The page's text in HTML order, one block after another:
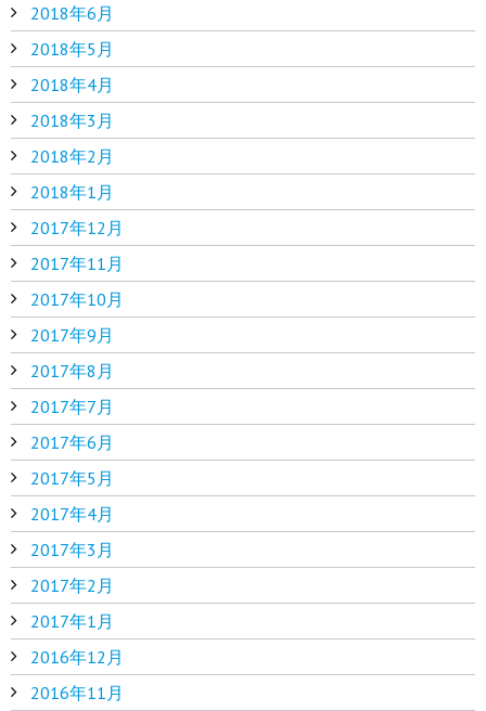
2018年6月
2018年5月
2018年4月
2018年3月
2018年2月
2018年1月
2017年12月
2017年11月
2017年10月
2017年9月
2017年8月
2017年7月
2017年6月
2017年5月
2017年4月
2017年3月
2017年2月
2017年1月
2016年12月
2016年11月